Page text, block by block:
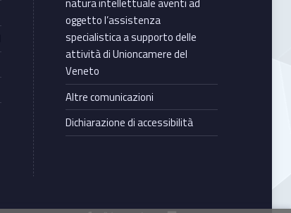
natura intellettuale aventi ad
oggetto l’assistenza
specialistica a supporto delle
attività di Unioncamere del
Veneto
Altre comunicazioni
Dichiarazione di accessibilità
Facebook Unioncamere VenetoTwitter Unioncamere VenetoYoutube Unioncamere VenetoLinkedin Unioncamere Veneto Torna in cima ↑